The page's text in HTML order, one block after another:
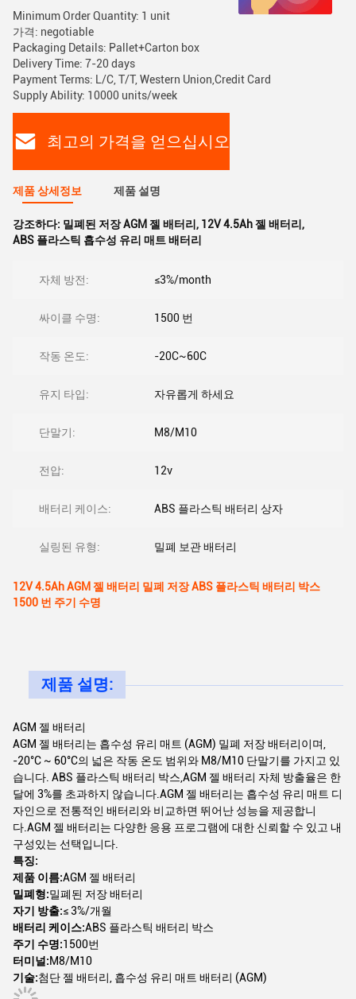
Minimum Order Quantity: 1 unit
가격: negotiable
Packaging Details: Pallet+Carton box
Delivery Time: 7-20 days
Payment Terms: L/C, T/T, Western Union,Credit Card
Supply Ability: 10000 units/week
최고의 가격을 얻으십시오
제품 상세정보 제품 설명
강조하다: 밀폐된 저장 AGM 젤 배터리 , 12V 4.5Ah 젤 배터리 ,
ABS 플라스틱 흡수성 유리 매트 배터리
자체 방전: ≤3%/month
싸이클 수명: 1500 번
작동 온도: -20C~60C
유지 타입: 자유롭게 하세요
단말기: M8/M10
전압: 12v
배터리 케이스: ABS 플라스틱 배터리 상자
실링된 유형: 밀폐 보관 배터리
12V 4.5Ah AGM 젤 배터리 밀폐 저장 ABS 플라스틱 배터리 박스
1500 번 주기 수명
제품 설명:
AGM 젤 배터리
AGM 젤 배터리는 흡수성 유리 매트 (AGM) 밀폐 저장 배터리이며,
-20°C ~ 60°C의 넓은 작동 온도 범위와 M8/M10 단말기를 가지고 있
습니다. ABS 플라스틱 배터리 박스,AGM 젤 배터리 자체 방출율은 한
달에 3%를 초과하지 않습니다.AGM 젤 배터리는 흡수성 유리 매트 디
자인으로 전통적인 배터리와 비교하면 뛰어난 성능을 제공합니
다.AGM 젤 배터리는 다양한 응용 프로그램에 대한 신뢰할 수 있고 내
구성있는 선택입니다.
특징:
제품 이름:AGM 젤 배터리
밀폐형:밀폐된 저장 배터리
자기 방출:≤ 3%/개월
배터리 케이스:ABS 플라스틱 배터리 박스
주기 수명:1500번
터미널:M8/M10
기술:첨단 젤 배터리, 흡수성 유리 매트 배터리 (AGM)